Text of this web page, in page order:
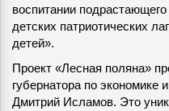
воспитании
детских патриотических
детей».
Проект «Лесная поляна»
губернатора по экономике
Дмитрий Исламов. Это